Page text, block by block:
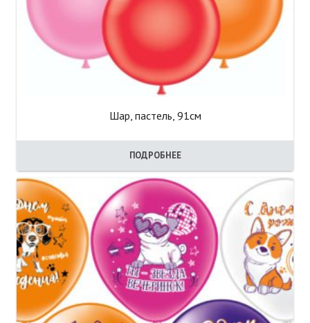
Шар, пастель, 91см
ПОДРОБНЕЕ